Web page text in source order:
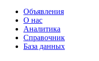
Объявления
О нас
Аналитика
Справочник
База данных